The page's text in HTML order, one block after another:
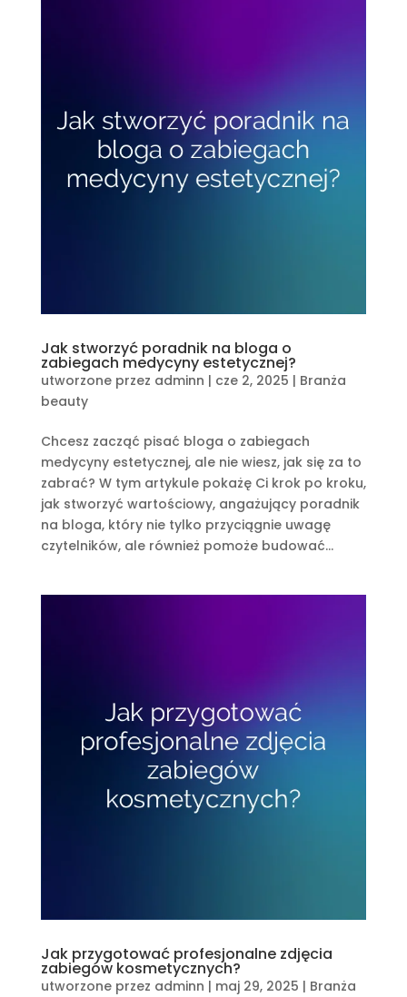
Jak stworzyć poradnik na bloga o
zabiegach medycyny estetycznej?
utworzone przez adminn | cze 2, 2025 | Branża
beauty
Chcesz zacząć pisać bloga o zabiegach
medycyny estetycznej, ale nie wiesz, jak się za to
zabrać? W tym artykule pokażę Ci krok po kroku,
jak stworzyć wartościowy, angażujący poradnik
na bloga, który nie tylko przyciągnie uwagę
czytelników, ale również pomoże budować...
Jak przygotować profesjonalne zdjęcia
zabiegów kosmetycznych?
utworzone przez adminn | maj 29, 2025 | Branża